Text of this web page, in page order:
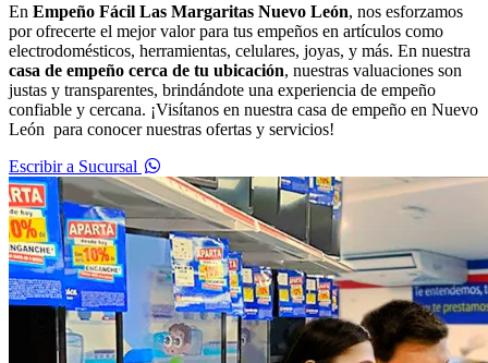
En Empeño Fácil Las Margaritas Nuevo León, nos esforzamos
por ofrecerte el mejor valor para tus empeños en artículos como
electrodomésticos, herramientas, celulares, joyas, y más. En nuestra
casa de empeño cerca de tu ubicación, nuestras valuaciones son
justas y transparentes, brindándote una experiencia de empeño
confiable y cercana. ¡Visítanos en nuestra casa de empeño en Nuevo
León para conocer nuestras ofertas y servicios!
Escribir a Sucursal